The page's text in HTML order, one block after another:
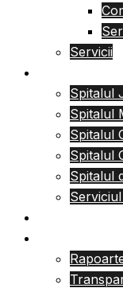
Servicii
Spitalul
Spitalul
Spitalul
Spitalul
Spitalul